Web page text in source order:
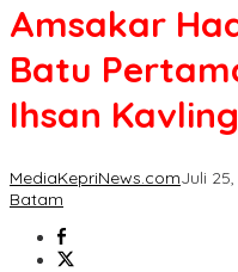
Amsakar
Batu
Ihsan
MediaKepriNews.comJuli
Batam